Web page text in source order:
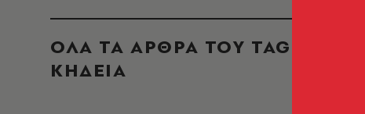
ΟΛΑ ΤΑ ΑΡΘΡΑ ΤΟΥ TAG
ΚΗΔΕΙΑ